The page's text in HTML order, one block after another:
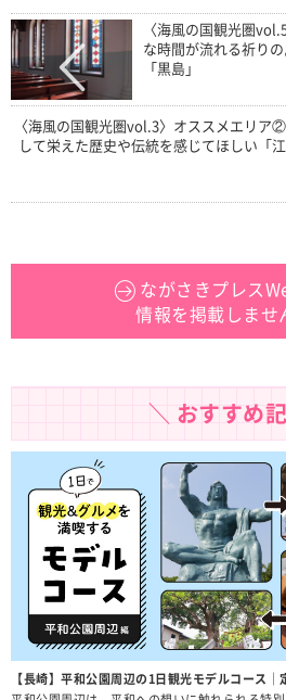
〈海風の国観光圏
な時間が流れる祈り
「黒島」
〈海風の国観光圏vol.3〉オススメエリア
して栄えた歴史や伝統を感じてほしい「
ながさきプレス
情報を掲載しませ
＼ おすすめ
【長崎】平和公園周辺の1日観光モデルコース